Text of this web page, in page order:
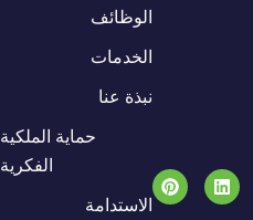
الوظائف
الخدمات
نبذة عنا
حماية الملكية
الفكرية
الاستدامة